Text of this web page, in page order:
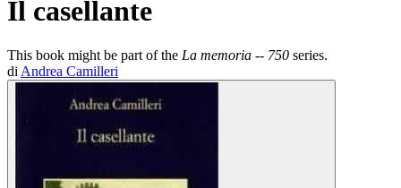
Il casellante
This book might be part of the La memoria -- 750 series.
di Andrea Camilleri